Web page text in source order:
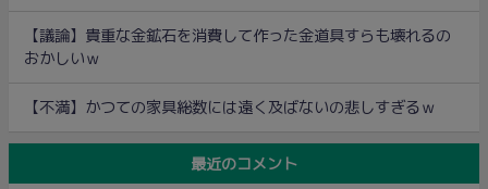
【議論】貴重な金鉱石を消費して作った金道具すらも壊れるの
おかしいｗ
【不満】かつての家具総数には遠く及ばないの悲しすぎるｗ
最近のコメント